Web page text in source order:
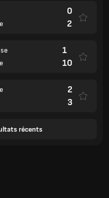
0
2
1
10
2
3
récents